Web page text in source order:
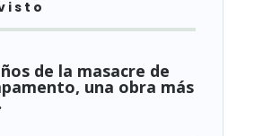
de la masacre de
una obra más